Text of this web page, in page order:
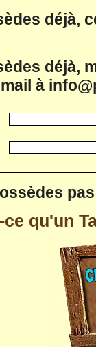
déjà,
déjà,
à
ce qu'un